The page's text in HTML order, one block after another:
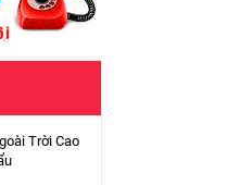
Trời Cao